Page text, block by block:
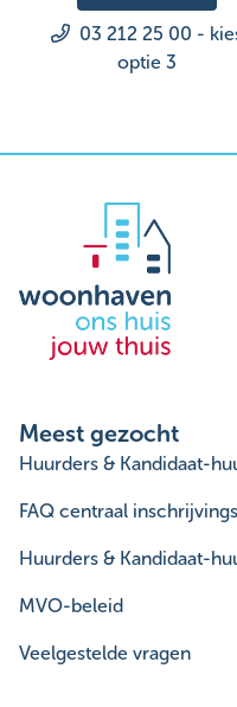
03 212 25 00 -
optie 3
Meest gezocht
Huurders & Kandidaat-
FAQ centraal
Huurders & Kandidaat-
MVO-beleid
Veelgestelde vragen